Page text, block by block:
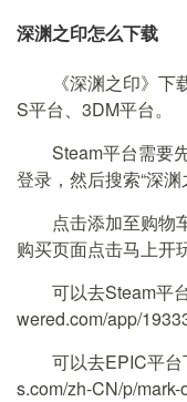
深渊之印怎么下载
《深渊之印》下
S平台、3DM平台。
Steam平台需要
登录，然后搜索“深渊
点击添加至购物
购买页面点击马上开
可以去Steam平
wered.com/app/
可以去EPIC平
s.com/zh-CN/p/mark-